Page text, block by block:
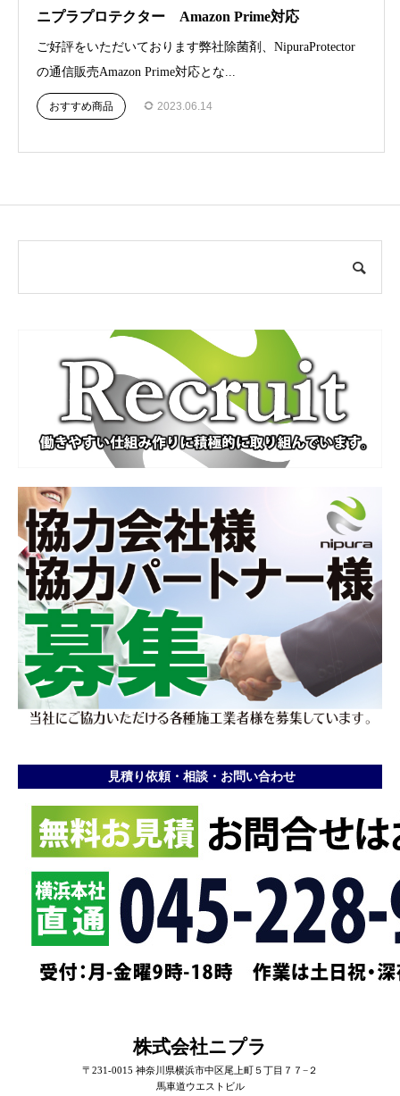
ニプラプロテクター Amazon Prime対応
ご好評をいただいております弊社除菌剤、NipuraProtector
の通信販売Amazon Prime対応とな...
おすすめ商品 2023.06.14
見積り依頼・相談・お問い合わせ
株式会社ニプラ
〒231-0015 神奈川県横浜市中区尾上町５丁目７７−２
馬車道ウエストビル